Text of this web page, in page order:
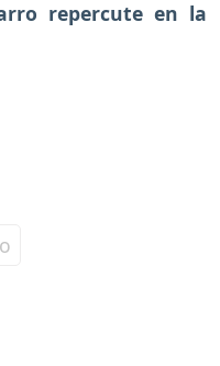
repercute en la